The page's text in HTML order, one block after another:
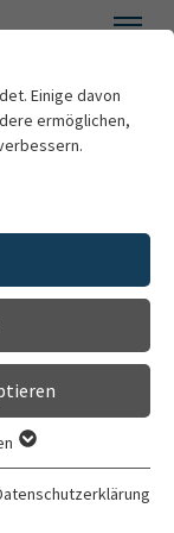
springen
Einige davon
ermöglichen,
Funktionen der
die